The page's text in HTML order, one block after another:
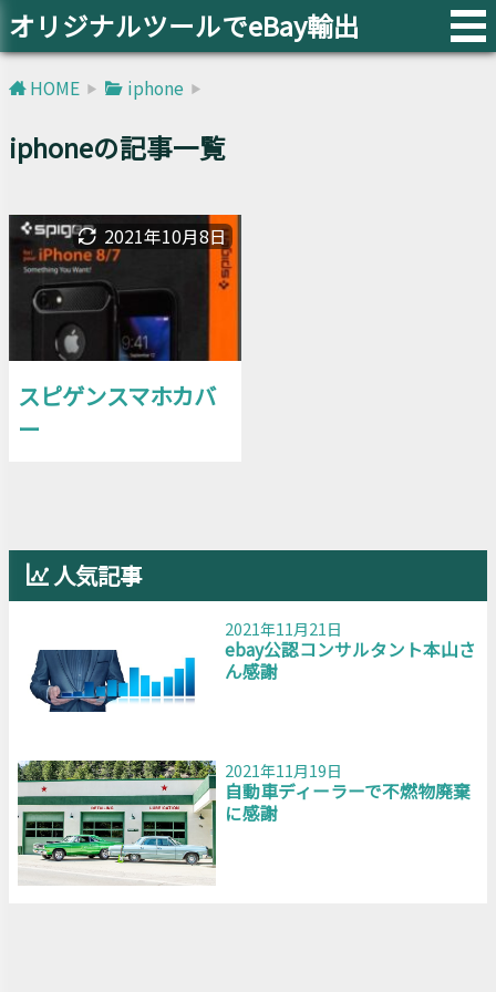
オリジナルツールでeBay輸出
HOME iphone
iphoneの記事一覧
スピゲンスマホカバ
ー
2021年10月8日
人気記事
2021年11月21日
ebay公認コンサルタント本山さ
ん感謝
2021年11月19日
自動車ディーラーで不燃物廃棄
に感謝